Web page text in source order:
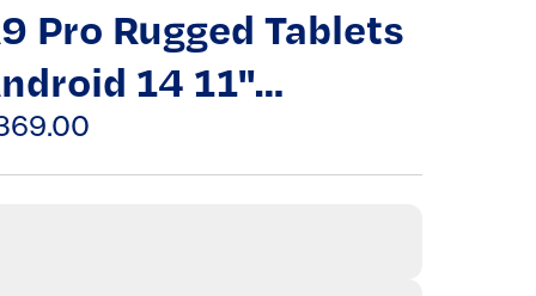
Pro Rugged Tablets
14 11"